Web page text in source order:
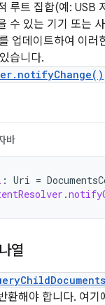
루트 집합(예: USB
수 있는 기기 또는
업데이트하여 이러
습니다.
바
: Uri =
.
열
환해야 합니다. 여